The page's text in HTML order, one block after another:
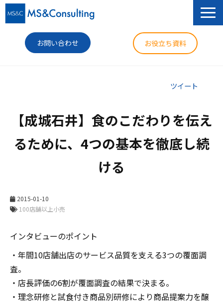
お問い合わせ お役立ち資料
導入事例
コラム
ツイート
【成城石井】食のこだわりを伝え
るために、4つの基本を徹底し続
ける
2015-01-10
インタビューのポイント
・年間10店舗出店のサービス品質を支える3つの覆面調
査。
・店長評価の6割が覆面調査の結果で決まる。
・理念研修と試食付き商品別研修により商品提案力を醸